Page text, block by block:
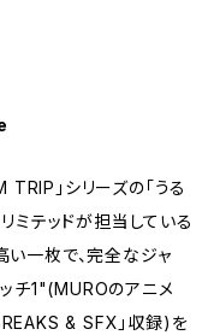
」シリーズの「うる
ミテッドが担当している
一枚で、完全なジャ
チ1"(MUROのアニメ
& SFX」収録)を